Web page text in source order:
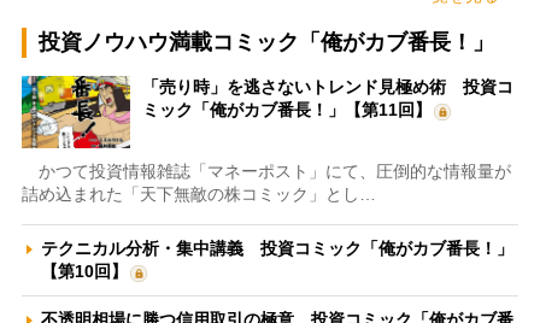
投資ノウハウ満載コミック「俺がカブ番長！」
「売り時」を逃さないトレンド見極め術 投資コ
ミック「俺がカブ番長！」【第11回】
かつて投資情報雑誌「マネーポスト」にて、圧倒的な情報量が
詰め込まれた「天下無敵の株コミック」とし…
テクニカル分析・集中講義 投資コミック「俺がカブ番長！」
【第10回】